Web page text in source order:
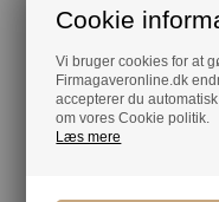
Cookie
Vi bruger cookies for at
Firmagaveronline.dk
accepterer du
om vores Cookie politik.
Læs mere
Hurtig levering